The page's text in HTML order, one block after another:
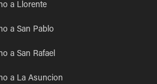
a Llorente
a San Pablo
a San Rafael
a La Asuncion